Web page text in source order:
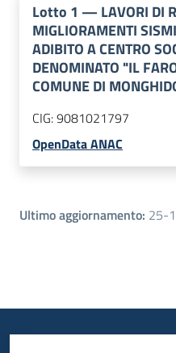
Lotto 1 — LAVORI DI
MIGLIORAMENTI
ADIBITO A CENTRO
DENOMINATO "IL
COMUNE DI
CIG:9081021797
OpenData ANAC
Ultimo aggiornamento: 25-